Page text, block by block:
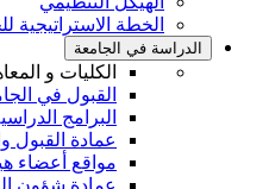
الخطة الاستراتيجية
الدراسة في الجامعة
الكليات و
القبول في
البرامج
عمادة القبول
مواقع أعضاء
عمادة شؤون